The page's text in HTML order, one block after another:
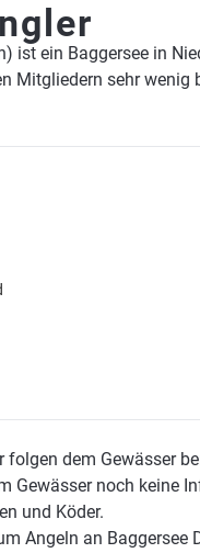
ist ein Baggersee in
Mitgliedern sehr
folgen dem Gewässer
Gewässer noch keine
und Köder.
Angeln an Baggersee